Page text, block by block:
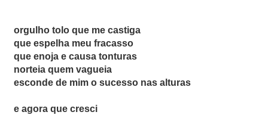
orgulho tolo que me castiga
que espelha meu fracasso
que enoja e causa tonturas
norteia quem vagueia
esconde de mim o sucesso nas alturas
e agora que cresci